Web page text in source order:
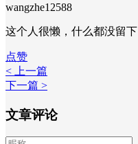
wangzhe12588
这个人很懒，什么都没留下
点赞
< 上一篇
下一篇 >
文章评论